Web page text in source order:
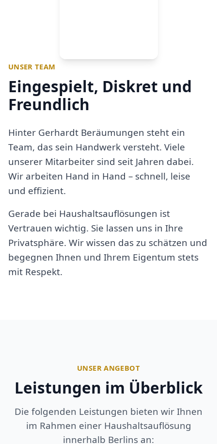
UNSER TEAM
Eingespielt, Diskret und
Freundlich
Hinter Gerhardt Beräumungen steht ein
Team, das sein Handwerk versteht. Viele
unserer Mitarbeiter sind seit Jahren dabei.
Wir arbeiten Hand in Hand – schnell, leise
und effizient.
Gerade bei Haushaltsauflösungen ist
Vertrauen wichtig. Sie lassen uns in Ihre
Privatsphäre. Wir wissen das zu schätzen und
begegnen Ihnen und Ihrem Eigentum stets
mit Respekt.
UNSER ANGEBOT
Leistungen im Überblick
Die folgenden Leistungen bieten wir Ihnen
im Rahmen einer Haushaltsauflösung
innerhalb Berlins an: